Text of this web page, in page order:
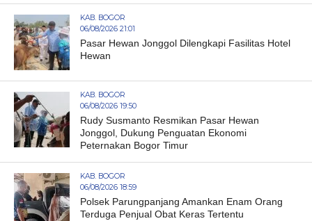
KAB. BOGOR
06/08/2026 21:01
Pasar Hewan Jonggol Dilengkapi Fasilitas Hotel
Hewan
KAB. BOGOR
06/08/2026 19:50
Rudy Susmanto Resmikan Pasar Hewan
Jonggol, Dukung Penguatan Ekonomi
Peternakan Bogor Timur
KAB. BOGOR
06/08/2026 18:59
Polsek Parungpanjang Amankan Enam Orang
Terduga Penjual Obat Keras Tertentu